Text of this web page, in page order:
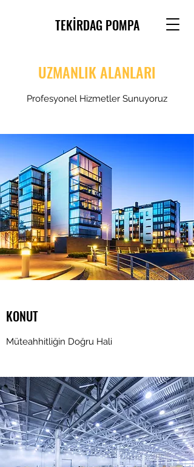
TEKİRDAG POMPA
UZMANLIK ALANLARI
Profesyonel Hizmetler Sunuyoruz
KONUT
Müteahhitliğin Doğru Hali